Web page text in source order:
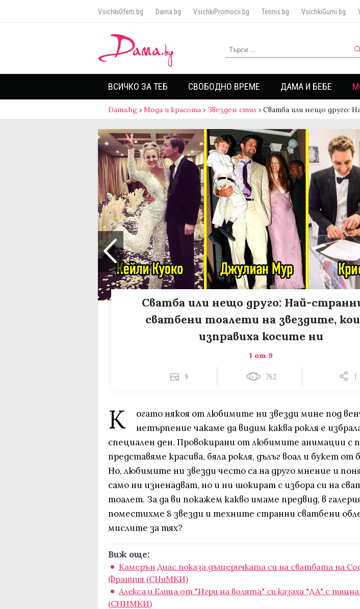
VsichkiOferti.bg Dama.bg VsichkiPromocii.bg Tennis.bg VsichkiGumi.bg
ВСИЧКО ЗА ТЕБ СВОБОДНО ВРЕМЕ ДАМА И БЕБЕ
Dama.bg › Мода и красота › Звезден стил › Сватба или нещо друго:
Сватба или нещо друго: Най-
сватбени тоалети на звездите,
изправиха косите ни
1 от 9
9 762 1
К
огато някоя от любимите ни звезди мине под
нетърпение чакаме да видим каква рокля е
специален ден. Провокирани от любимите анимации с
представяме красива, бяла рокля, дълъг воал и букет от
Но, любимите ни звезди често са на друго мнение и
само ни изненадват, но и ни шокират с избора си на
тоалет. За да ви покажем какво имаме предвид, в
поместихме 8 звезди и техните странни сватбени
мислите за тях?
Виж още:
Камерън Диас показа дъщеричката си на сватбата на
Франция (СНиМКИ)
Алекса и Елица от "Игри на волята" си казаха "ДА" с
(СНИМКИ)